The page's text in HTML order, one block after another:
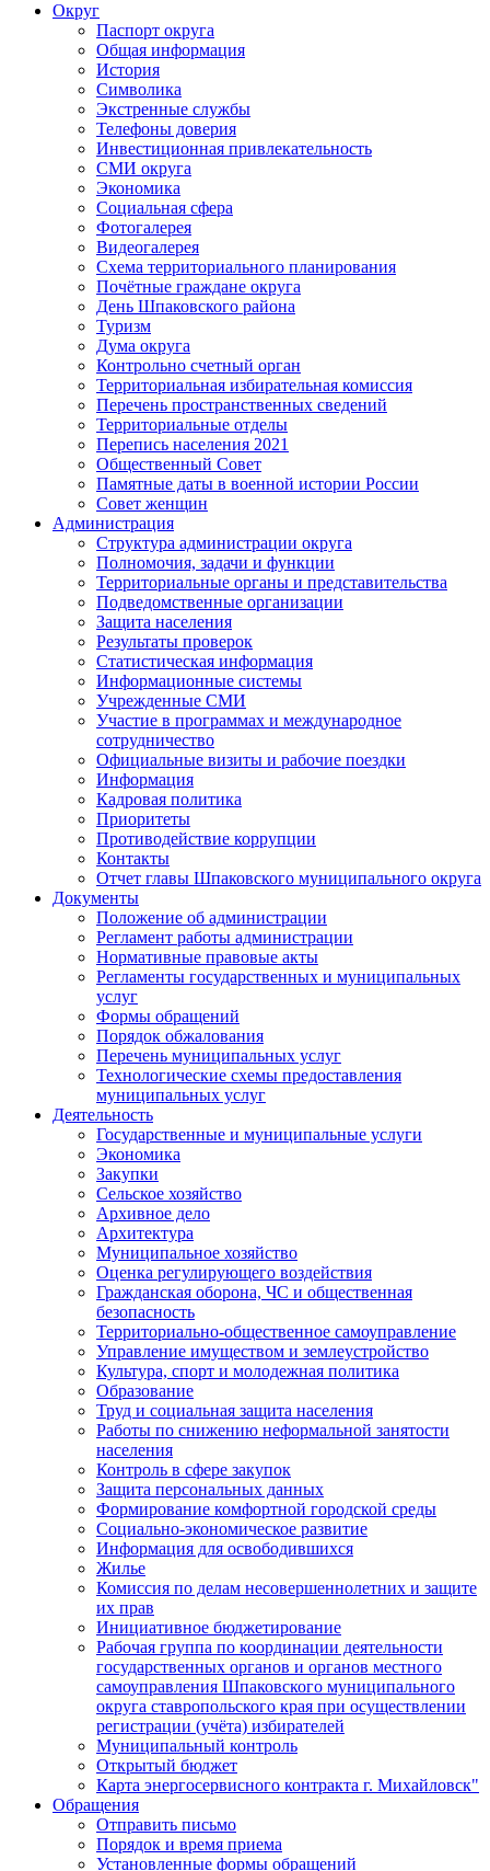
Округ
Паспорт округа
Общая информация
История
Символика
Экстренные службы
Телефоны доверия
Инвестиционная привлекательность
СМИ округа
Экономика
Социальная сфера
Фотогалерея
Видеогалерея
Схема территориального планирования
Почётные граждане округа
День Шпаковского района
Туризм
Дума округа
Контрольно счетный орган
Территориальная избирательная комиссия
Перечень пространственных сведений
Территориальные отделы
Перепись населения 2021
Общественный Совет
Памятные даты в военной истории России
Совет женщин
Администрация
Структура администрации округа
Полномочия, задачи и функции
Территориальные органы и представительства
Подведомственные организации
Защита населения
Результаты проверок
Статистическая информация
Информационные системы
Учрежденные СМИ
Участие в программах и международное
сотрудничество
Официальные визиты и рабочие поездки
Информация
Кадровая политика
Приоритеты
Противодействие коррупции
Контакты
Отчет главы Шпаковского муниципального округа
Документы
Положение об администрации
Регламент работы администрации
Нормативные правовые акты
Регламенты государственных и муниципальных
услуг
Формы обращений
Порядок обжалования
Перечень муниципальных услуг
Технологические схемы предоставления
муниципальных услуг
Деятельность
Государственные и муниципальные услуги
Экономика
Закупки
Сельское хозяйство
Архивное дело
Архитектура
Муниципальное хозяйство
Оценка регулирующего воздействия
Гражданская оборона, ЧС и общественная
безопасность
Территориально-общественное самоуправление
Управление имуществом и землеустройство
Культура, спорт и молодежная политика
Образование
Труд и социальная защита населения
Работы по снижению неформальной занятости
населения
Контроль в сфере закупок
Защита персональных данных
Формирование комфортной городской среды
Социально-экономическое развитие
Информация для освободившихся
Жилье
Комиссия по делам несовершеннолетних и защите
их прав
Инициативное бюджетирование
Рабочая группа по координации деятельности
государственных органов и органов местного
самоуправления Шпаковского муниципального
округа ставропольского края при осуществлении
регистрации (учёта) избирателей
Муниципальный контроль
Открытый бюджет
Карта энергосервисного контракта г. Михайловск"
Обращения
Отправить письмо
Порядок и время приема
Установленные формы обращений